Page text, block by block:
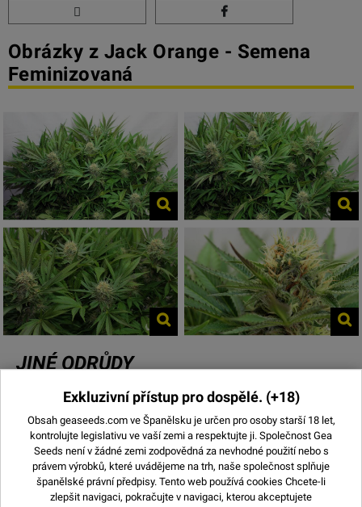
JINÉ ODRŮDY
Obrázky z Jack Orange - Semena
Feminizovaná
Exkluzivní přístup pro dospělé. (+18)
Obsah geaseeds.com ve Španělsku je určen pro osoby starší 18 let,
kontrolujte legislativu ve vaší zemi a respektujte ji. Společnost Gea
Seeds není v žádné zemi zodpovědná za nevhodné použití nebo s
právem výrobků, které uvádějeme na trh, naše společnost splňuje
španělské právní předpisy. Tento web používá cookies Chcete-li
zlepšit navigaci, pokračujte v navigaci, kterou akceptujete